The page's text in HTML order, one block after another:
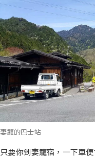
妻籠的巴士站
只要你到妻籠宿，一下車